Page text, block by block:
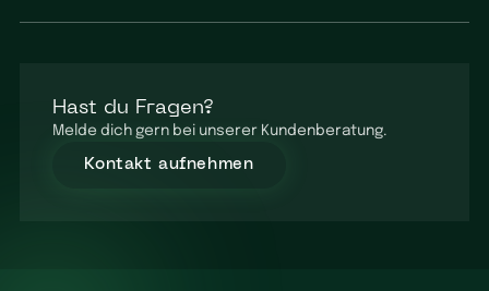
Hast du Fragen?
Melde dich gern bei unserer Kundenberatung.
Kontakt aufnehmen